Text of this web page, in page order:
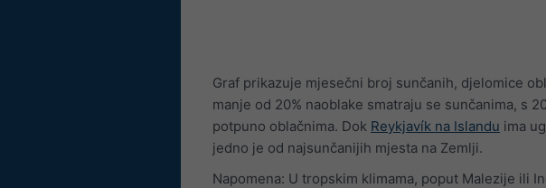
Graf prikazuje mjesečni broj sunčanih, djelomice
manje od 20% naoblake smatraju se sunčanima, s
potpuno oblačnima. Dok Reykjavík na Islandu ima
jedno je od najsunčanijih mjesta na Zemlji.
Napomena: U tropskim klimama, poput Malezije ili